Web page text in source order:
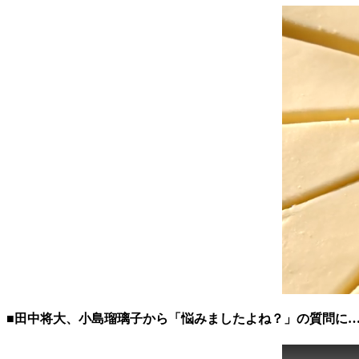
■田中将大、小島瑠璃子から「悩みましたよね？」の質問に